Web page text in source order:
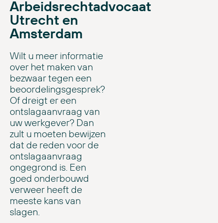
Arbeidsrechtadvocaat
Utrecht en
Amsterdam
Wilt u meer informatie
over het maken van
bezwaar tegen een
beoordelingsgesprek?
Of dreigt er een
ontslagaanvraag van
uw werkgever? Dan
zult u moeten bewijzen
dat de reden voor de
ontslagaanvraag
ongegrond is. Een
goed onderbouwd
verweer heeft de
meeste kans van
slagen.